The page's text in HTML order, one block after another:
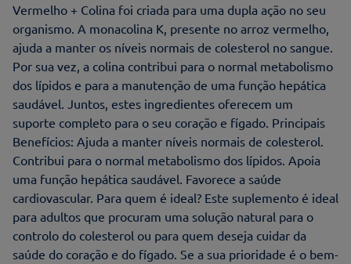
Vermelho + Colina foi criada para uma dupla ação no seu
organismo. A monacolina K, presente no arroz vermelho,
ajuda a manter os níveis normais de colesterol no sangue.
Por sua vez, a colina contribui para o normal metabolismo
dos lípidos e para a manutenção de uma função hepática
saudável. Juntos, estes ingredientes oferecem um
suporte completo para o seu coração e fígado. Principais
Benefícios: Ajuda a manter níveis normais de colesterol.
Contribui para o normal metabolismo dos lípidos. Apoia
uma função hepática saudável. Favorece a saúde
cardiovascular. Para quem é ideal? Este suplemento é ideal
para adultos que procuram uma solução natural para o
controlo do colesterol ou para quem deseja cuidar da
saúde do coração e do fígado. Se a sua prioridade é o bem-